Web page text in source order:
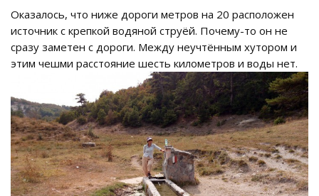
Оказалось, что ниже дороги метров на 20 расположен
источник с крепкой водяной струёй. Почему-то он не
сразу заметен с дороги. Между неучтённым хутором и
этим чешми расстояние шесть километров и воды нет.